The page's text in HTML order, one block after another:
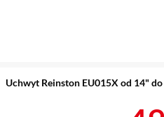
Uchwyt Reinston EU015X od 14"